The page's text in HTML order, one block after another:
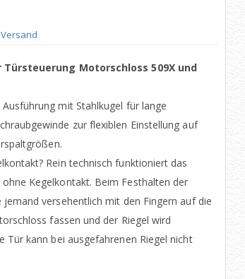
Versand
Motorschloss 509X und
mit Stahlkugel für lange
zur flexiblen Einstellung auf
Rein technisch funktioniert das
Kegelkontakt. Beim Festhalten der
versehentlich mit den Fingern auf die
fassen und der Riegel wird
Tür kann bei ausgefahrenen Riegel nicht